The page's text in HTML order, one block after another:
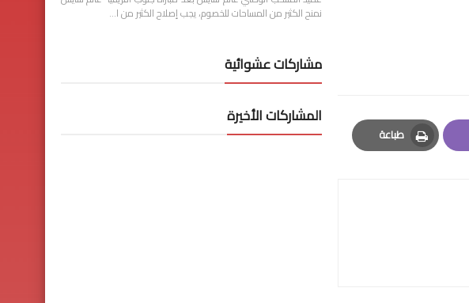
طباعة
Print
نمنح الكثير من المساحات للخصوم، يجب إصلاح الكثير من ا…
مشاركات عشوائية
المشاركات الأخيرة